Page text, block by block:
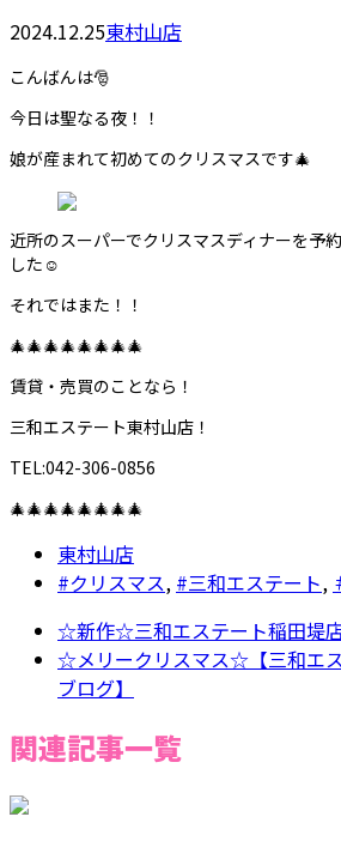
2024.12.25東村山店
こんばんは🎅
今日は聖なる夜！！
娘が産まれて初めてのクリスマスです🎄
近所のスーパーでクリスマスディナーを予
した☺️
それではまた！！
🎄🎄🎄🎄🎄🎄🎄🎄
賃貸・売買のことなら！
三和エステート東村山店！
TEL:042-306-0856
🎄🎄🎄🎄🎄🎄🎄🎄
東村山店
#クリスマス, #三和エステート,
☆新作☆三和エステート稲田堤
☆メリークリスマス☆【三和エ
ブログ】
関連記事一覧